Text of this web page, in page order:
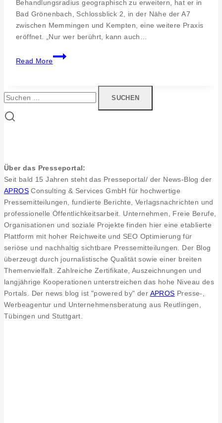
Behandlungsradius geographisch zu erweitern, hat er in
Bad Grönenbach, Schlossblick 2, in der Nähe der A7
zwischen Memmingen und Kempten, eine weitere Praxis
eröffnet. „Nur wer berührt, kann auch…
Read More
Strategie
und
in
Bad
Grönenbach
Therapeut
Oliver
Garn
eröffnet
weiteren
Standort
im
Allgäu
Suchen
nach:
Über das Presseportal:
Seit bald 15 Jahren steht das Presseportal/ der News-Blog der
APROS Consulting & Services GmbH für hochwertige
Pressemitteilungen, fundierte Berichte, Verlagsnachrichten und
professionelle Öffentlichkeitsarbeit. Unternehmen, Freie Berufe,
Organisationen und soziale Projekte finden hier eine etablierte
Plattform mit hoher Reichweite und SEO Optimierung für
seriöse und nachhaltig sichtbare Pressemitteilungen. Der Blog
überzeugt durch journalistische Qualität sowie einer breiten
Themenvielfalt. Zahlreiche Zertifikate, Auszeichnungen und
langjährige Kooperationen unterstreichen das hohe Niveau des
Portals. Der news blog ist "powered by" der APROS Presse-,
Werbeagentur und Unternehmensberatung aus Reutlingen,
Tübingen und Stuttgart.